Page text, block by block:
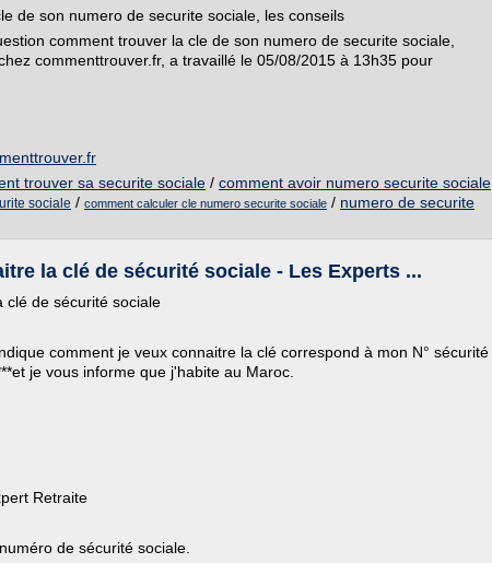
de son numero de securite sociale, les conseils
comment trouver la cle de son numero de securite sociale,
commenttrouver.fr, a travaillé le 05/08/2015 à 13h35 pour
trouver sa securite sociale / comment avoir numero securite sociale
sociale / comment calculer cle numero securite sociale / numero de securite
la clé de sécurité sociale - Les Experts ...
clé de sécurité sociale
comment je veux connaitre la clé correspond à mon N° sécurité
je vous informe que j'habite au Maroc.
Retraite
de sécurité sociale.